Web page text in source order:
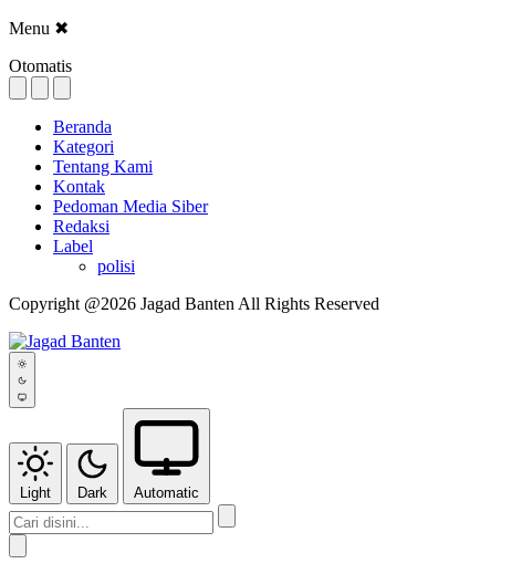
Menu ✖
Otomatis
Beranda
Kategori
Tentang Kami
Kontak
Pedoman Media Siber
Redaksi
Label
polisi
Copyright @2026 Jagad Banten All Rights Reserved
Light Dark Automatic